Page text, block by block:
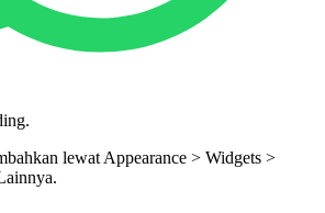
lewat Appearance > Widgets >